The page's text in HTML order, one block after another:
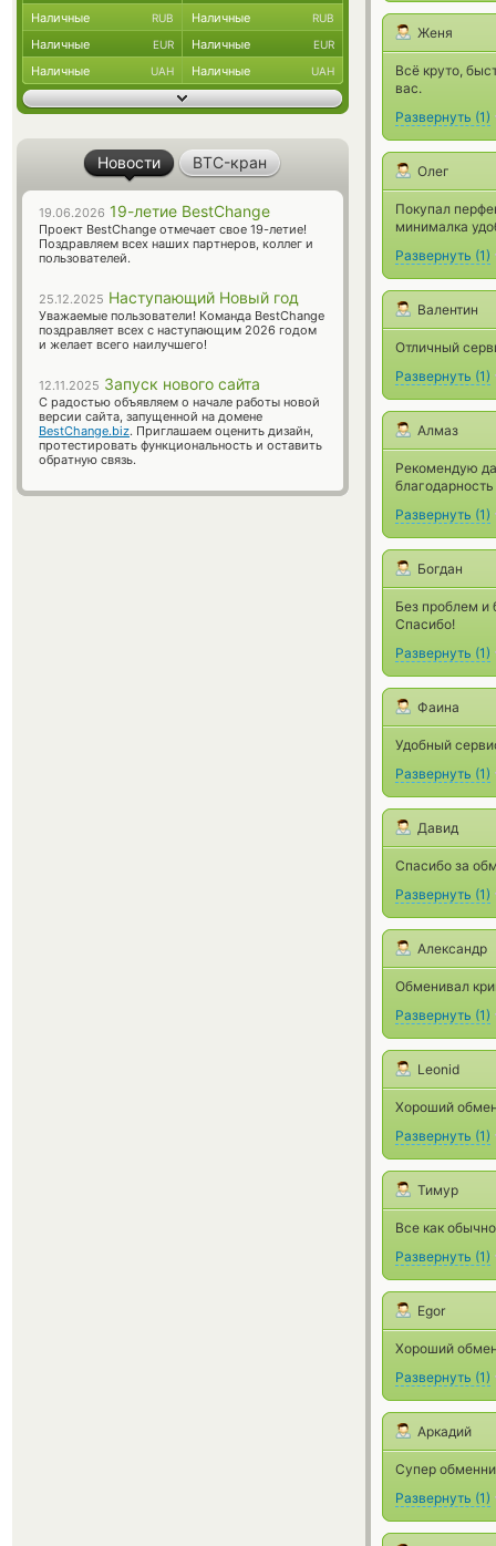
Женя
Всё круто,
вас.
Развернуть (1)
Олег
Покупал
минималка
Развернуть (1)
Валентин
Отличный
Развернуть (1)
Алмаз
Рекомендую
Развернуть (1)
Богдан
Без проблем и
Спасибо!
Развернуть (1)
Фаина
Удобный
Развернуть (1)
Давид
Спасибо за
Развернуть (1)
Александр
Обменивал
Развернуть (1)
Leonid
Хороший
Развернуть (1)
Тимур
Все как
Развернуть (1)
Egor
Хороший
Развернуть (1)
Аркадий
Супер
Развернуть (1)
Наличные RUB Наличные RUB
Наличные EUR Наличные EUR
Наличные UAH Наличные UAH
Новости BTC-кран
19.06.2026 19-летие BestChange
Проект BestChange отмечает свое 19-летие!
Поздравляем всех наших партнеров, коллег и
пользователей.
25.12.2025 Наступающий Новый год
Уважаемые пользователи! Команда BestChange
поздравляет всех с наступающим 2026 годом
и желает всего наилучшего!
12.11.2025 Запуск нового сайта
С радостью объявляем о начале работы новой
версии сайта, запущенной на домене
BestChange.biz. Приглашаем оценить дизайн,
протестировать функциональность и оставить
обратную связь.